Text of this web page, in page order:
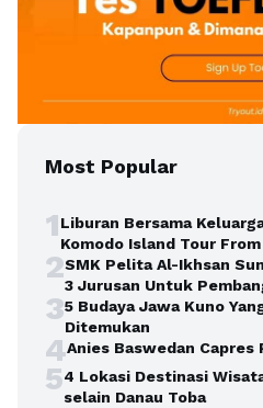
Most Popular
1Liburan Bersama
Komodo Island Tour
2SMK Pelita Al-Ikhsan
3 Jurusan Untuk
35 Budaya Jawa Kuno
Ditemukan
4Anies Baswedan Capres
54 Lokasi Destinasi
selain Danau Toba